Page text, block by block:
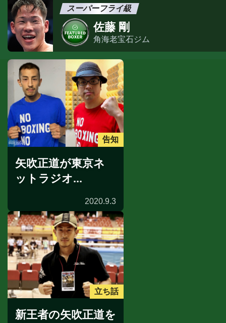
スーパーフライ級
佐藤 剛
角海老宝石ジム
告知
矢吹正道が東京ネ
ットラジオ...
2020.9.3
立ち話
新王者の矢吹正道を